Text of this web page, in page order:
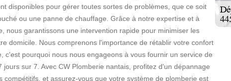
disponibles pour gérer toutes sortes de problèmes, que ce soit
ou une panne de chauffage. Grâce à notre expertise et à
nous garantissons une intervention rapide pour minimiser les
domicile. Nous comprenons l'importance de rétablir votre confort
c'est pourquoi nous nous engageons à vous fournir un service de
jours sur 7. Avec CW Plomberie nantais, profitez d'un dépannage
compétitifs, et assurez-vous que votre système de plomberie est